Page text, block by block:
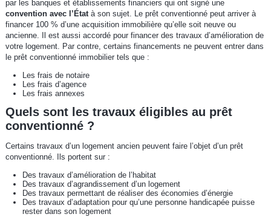
par les banques et établissements financiers qui ont signé une
convention avec l’Étatà son sujet. Le prêt conventionné peut arriver à
financer 100 % d’une acquisition immobilière qu’elle soit neuve ou
ancienne. Il est aussi accordé pour financer des travaux d’amélioration de
votre logement. Par contre, certains financements ne peuvent entrer dans
le prêt conventionné immobilier tels que :
Les frais de notaire
Les frais d’agence
Les frais annexes
Quels sont les travaux éligibles au prêt
conventionné ?
Certains travaux d’un logement ancien peuvent faire l’objet d’un prêt
conventionné. Ils portent sur :
Des travaux d’amélioration de l’habitat
Des travaux d’agrandissement d’un logement
Des travaux permettant de réaliser des économies d’énergie
Des travaux d’adaptation pour qu’une personne handicapée puisse
rester dans son logement